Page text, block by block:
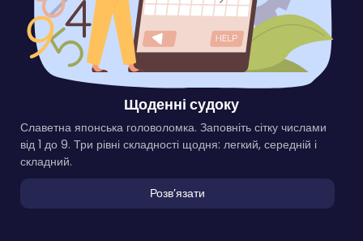
Щоденні судоку
Славетна японська головоломка. Заповніть сітку числами
від 1 до 9. Три рівні складності щодня: легкий, середній і
складний.
Розвʼязати